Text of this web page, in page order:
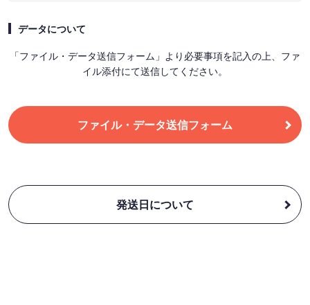
データについて
「ファイル・データ送信フォーム」より必要事項を記入の上、ファ
イル添付にて送信してください。
ファイル・データ送信フォーム
発送日について